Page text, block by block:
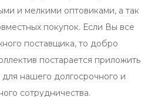
и мелкими оптовиками, а так
покупок. Если Вы все
поставщика, то добро
постарается приложить
нашего долгосрочного и
сотрудничества.